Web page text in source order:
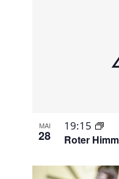
MAI
28 Roter
19:15